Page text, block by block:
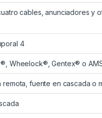
cables, anunciadores y
4
Wheelock®, Gentex® o
remota, fuente en cascada o